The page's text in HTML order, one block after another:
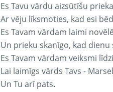
Es Tavu vārdu aizsūtīšu
Ar vēju līksmoties, kad esi
Es Tavam vārdam laimi
Un prieku skanīgo, kad dienu
Es Tavam vārdam veiksmi
Lai laimīgs vārds Tavs -
Un Tu arī pats.